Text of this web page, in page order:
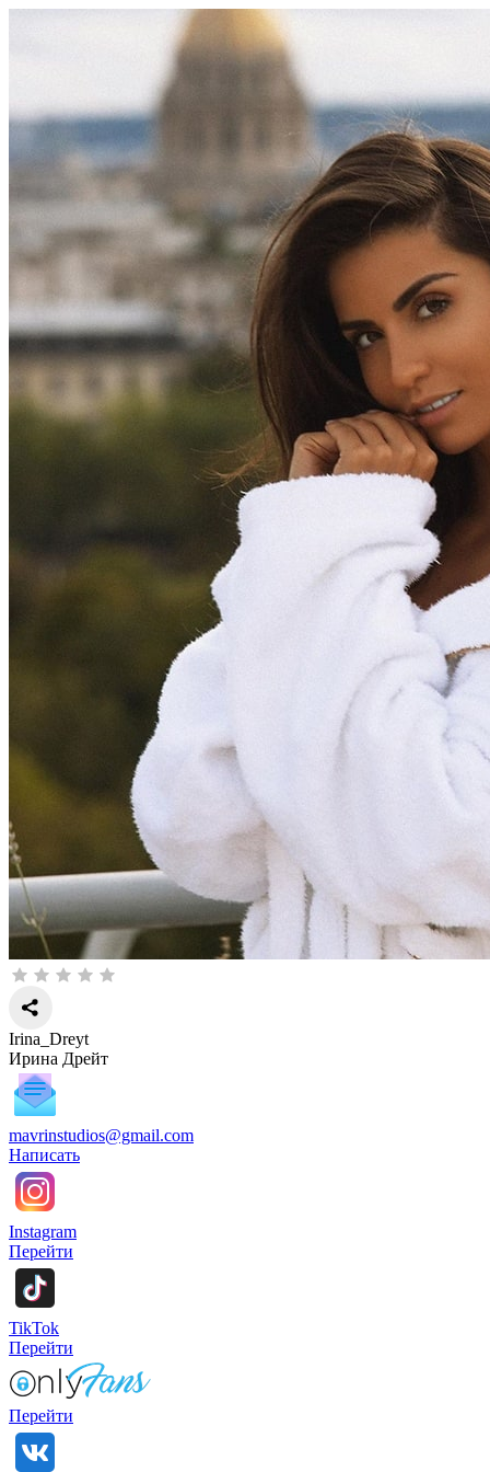
Irina_Dreyt
Ирина Дрейт
mavrinstudios@gmail.com
Написать
Instagram
Перейти
TikTok
Перейти
Перейти